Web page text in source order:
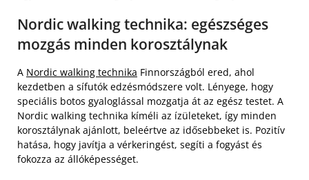
Nordic walking technika: egészséges
mozgás minden korosztálynak
A Nordic walking technika Finnországból ered, ahol
kezdetben a sífutók edzésmódszere volt. Lényege, hogy
speciális botos gyaloglással mozgatja át az egész testet. A
Nordic walking technika kíméli az ízületeket, így minden
korosztálynak ajánlott, beleértve az idősebbeket is. Pozitív
hatása, hogy javítja a vérkeringést, segíti a fogyást és
fokozza az állóképességet.